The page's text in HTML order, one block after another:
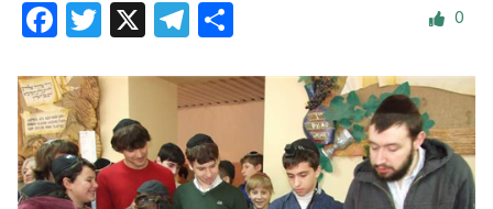
Facebook
Twitter Telegram 0